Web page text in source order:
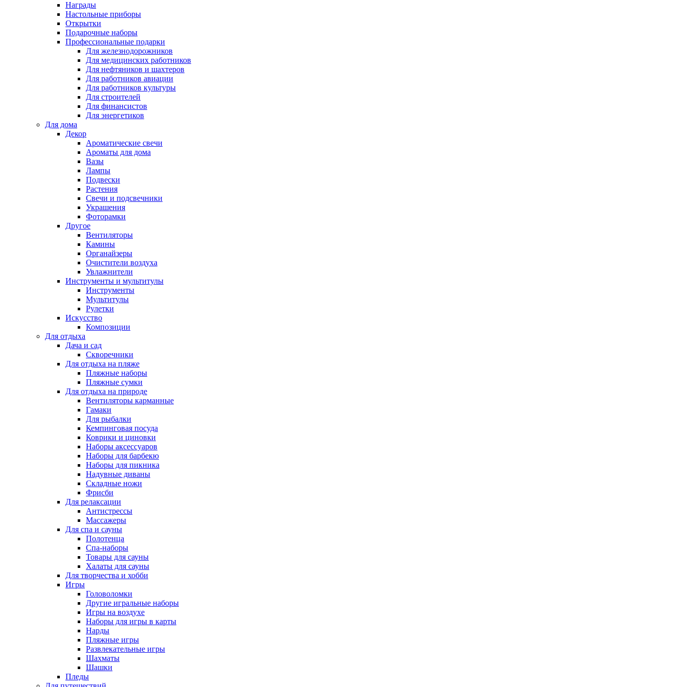
Награды
Настольные приборы
Открытки
Подарочные наборы
Профессиональные подарки
Для железнодорожников
Для медицинских работников
Для нефтяников и шахтеров
Для работников авиации
Для работников культуры
Для строителей
Для финансистов
Для энергетиков
Для дома
Декор
Ароматические свечи
Ароматы для дома
Вазы
Лампы
Подвески
Растения
Свечи и подсвечники
Украшения
Фоторамки
Другое
Вентиляторы
Камины
Органайзеры
Очистители воздуха
Увлажнители
Инструменты и мультитулы
Инструменты
Мультитулы
Рулетки
Искусство
Композиции
Для отдыха
Дача и сад
Скворечники
Для отдыха на пляже
Пляжные наборы
Пляжные сумки
Для отдыха на природе
Вентиляторы карманные
Гамаки
Для рыбалки
Кемпинговая посуда
Коврики и циновки
Наборы аксессуаров
Наборы для барбекю
Наборы для пикника
Надувные диваны
Складные ножи
Фрисби
Для релаксации
Антистрессы
Массажеры
Для спа и сауны
Полотенца
Спа-наборы
Товары для сауны
Халаты для сауны
Для творчества и хобби
Игры
Головоломки
Другие игральные наборы
Игры на воздухе
Наборы для игры в карты
Нарды
Пляжные игры
Развлекательные игры
Шахматы
Шашки
Пледы